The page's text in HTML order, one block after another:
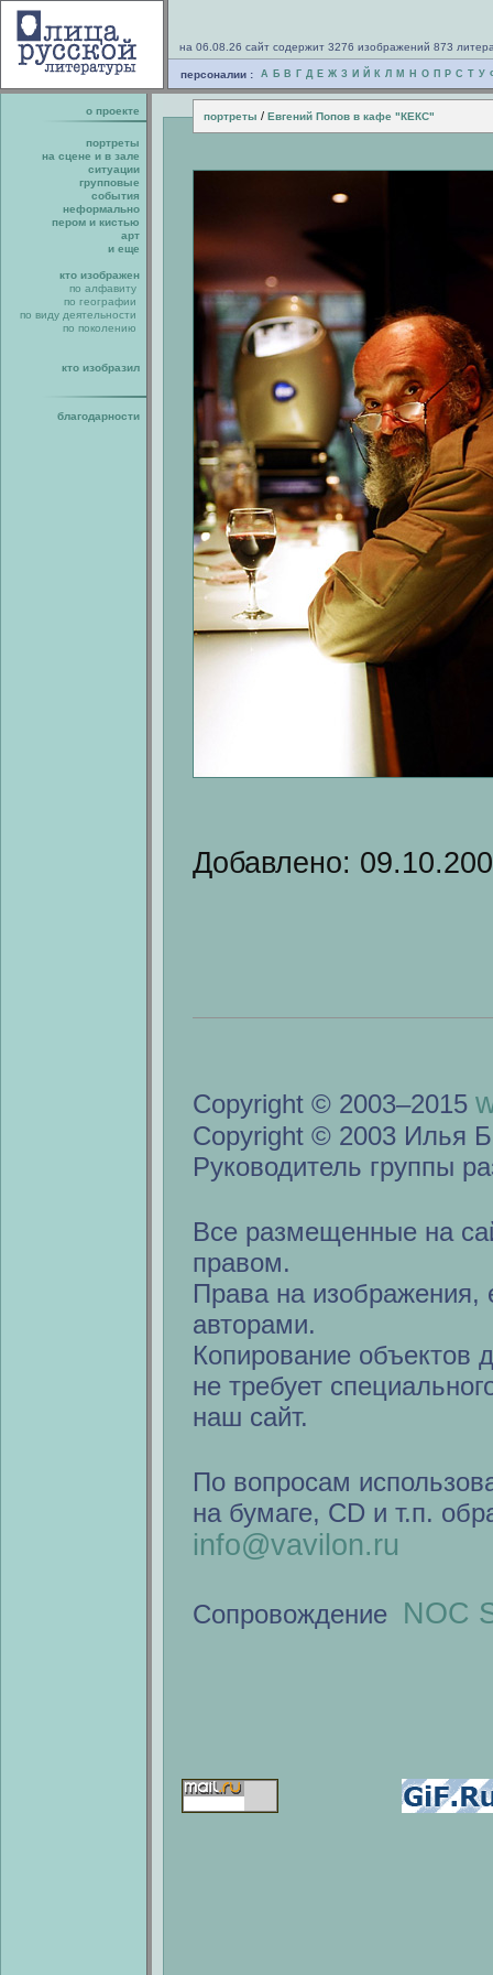
на 06.08.26 сайт содержит 3276 изображений 873
персоналии : А Б В Г Д Е Ж З И Й К Л М Н О П Р С Т У
о проекте портреты / Евгений Попов в кафе "КЕКС"
портреты
на сцене и в зале
ситуации
групповые
события
неформально
пером и кистью
арт
и еще
кто изображен
по алфавиту
по географии
по виду деятельности
по поколению
кто изобразил
благодарности
Добавлено:
Copyright © 2003–2015
Copyright © 2003 Илья
Руководитель группы
Все размещенные на
правом.
Права на изображения,
авторами.
Копирование объектов
не требует
наш сайт.
По вопросам
на бумаге, CD и т.п.
info@vavilon.ru
Сопровождение NOC